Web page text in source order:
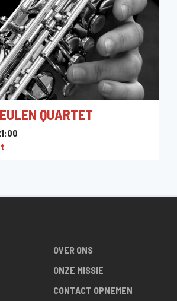
QUARTET
OVER ONS
ONZE MISSIE
CONTACT OPNEMEN